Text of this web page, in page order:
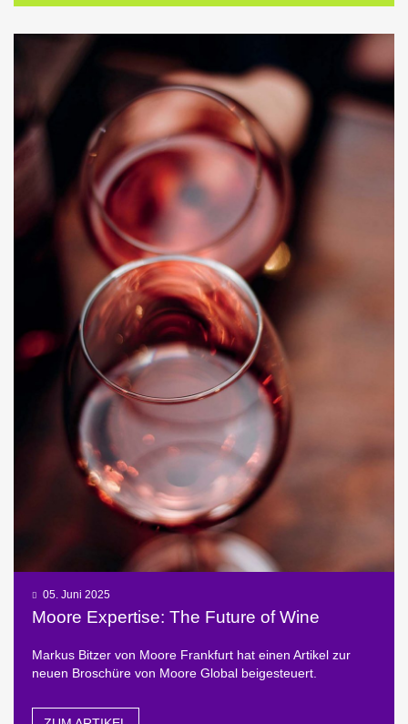
05. Juni 2025
Moore Expertise: The Future of Wine
Markus Bitzer von Moore Frankfurt hat einen Artikel zur
neuen Broschüre von Moore Global beigesteuert.